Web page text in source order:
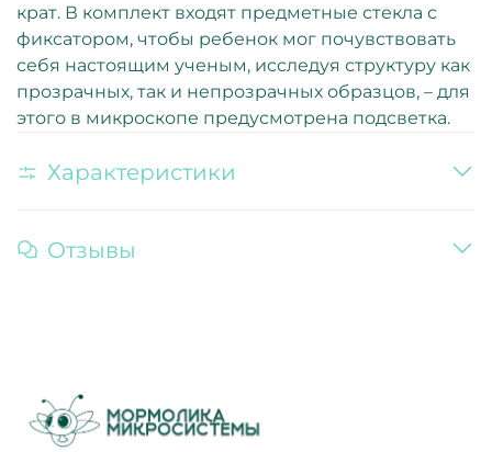
крат. В комплект входят предметные стекла с
фиксатором, чтобы ребенок мог почувствовать
себя настоящим ученым, исследуя структуру как
прозрачных, так и непрозрачных образцов, – для
этого в микроскопе предусмотрена подсветка.
Характеристики
Отзывы